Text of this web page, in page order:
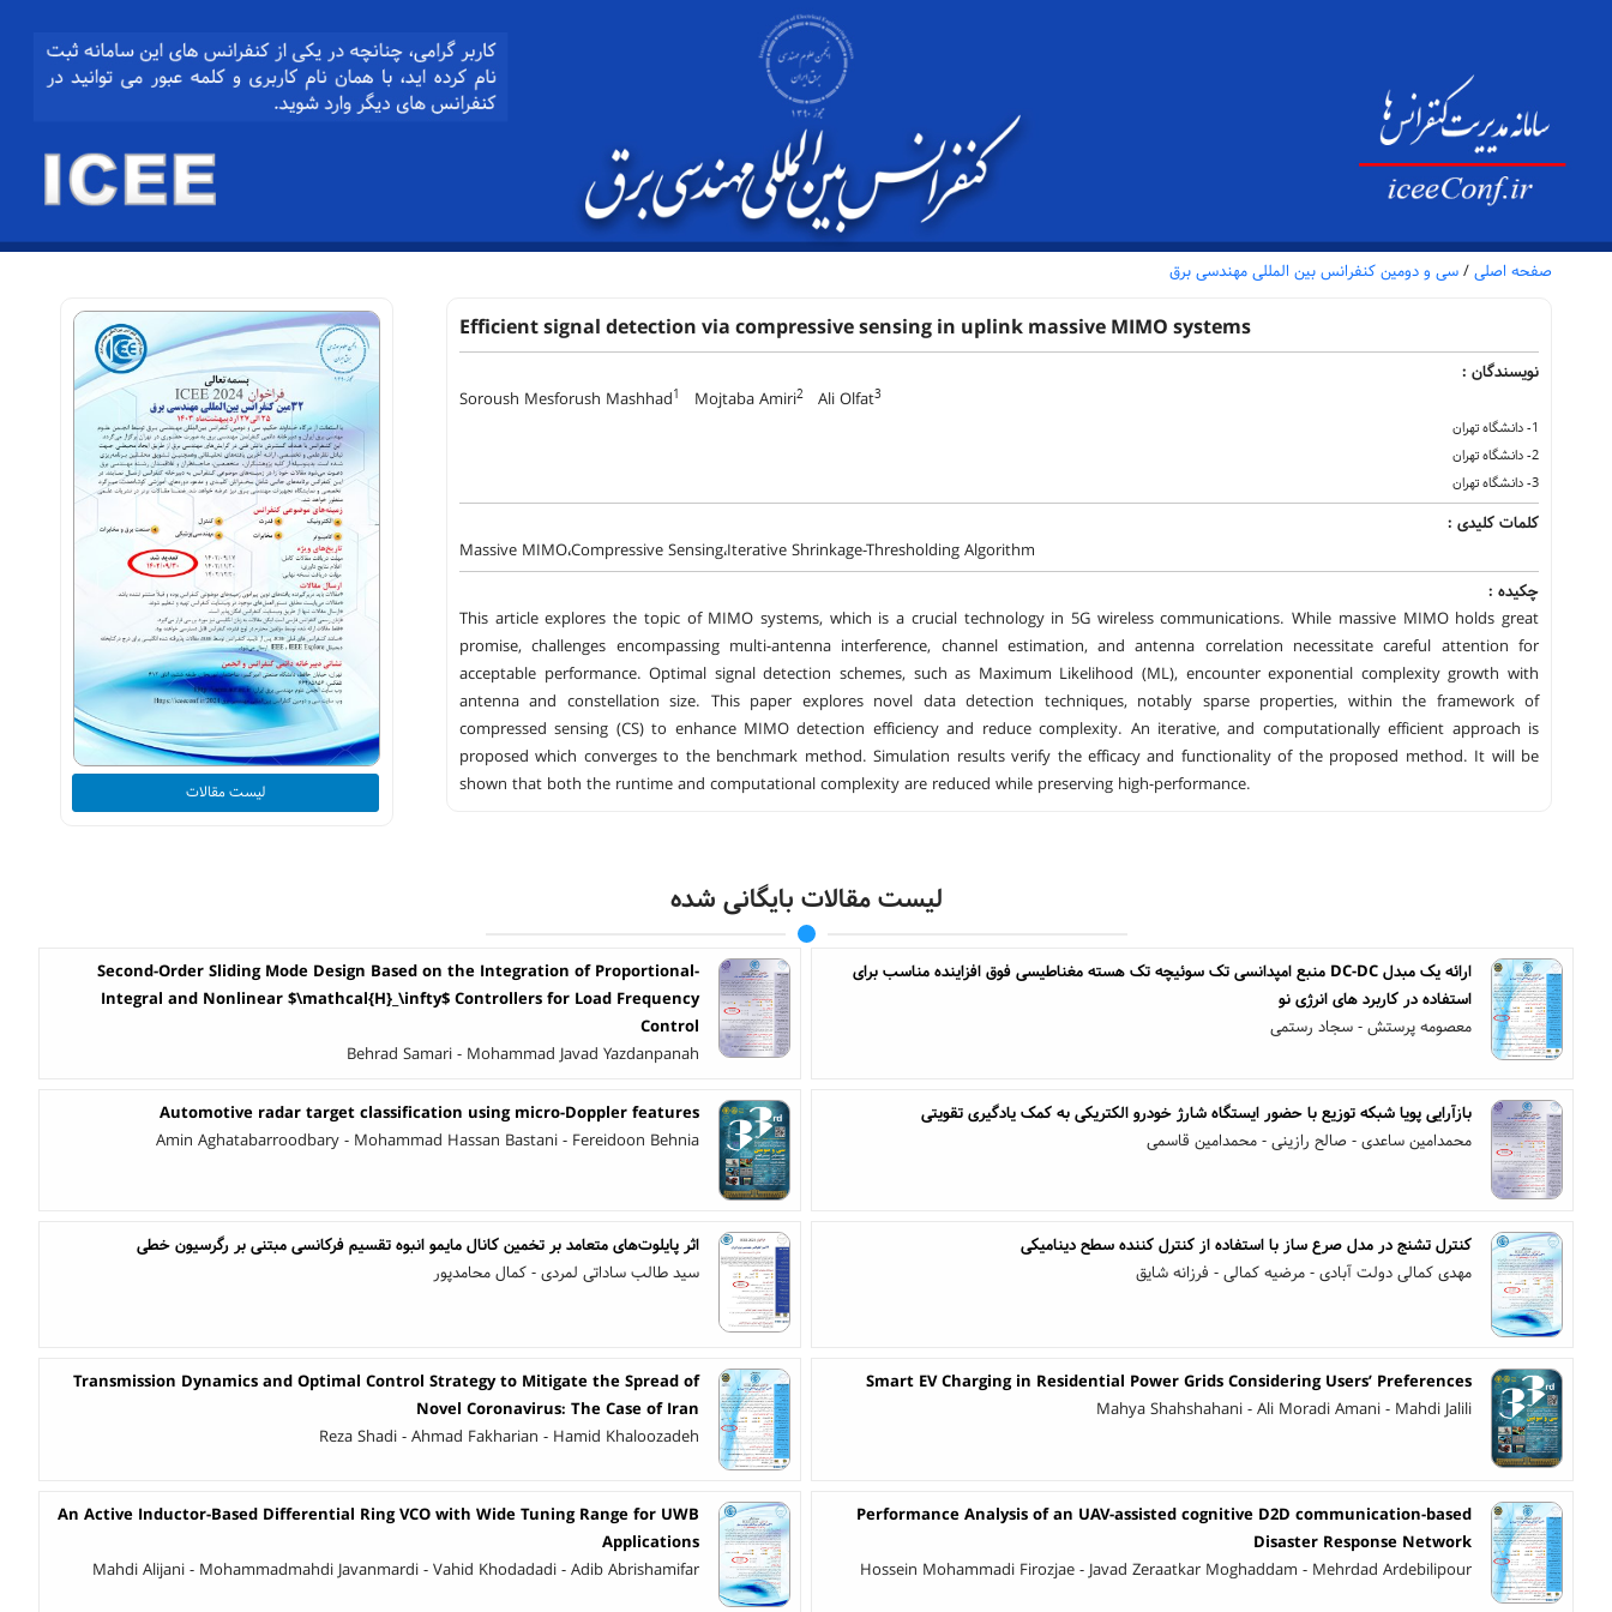
صفحه اصلی / سی و دومین کنفرانس بین المللی مهندسی برق
Efficient signal detection via compressive sensing in uplink massive MIMO systems
نویسندگان :
Soroush Mesforush Mashhad1 Mojtaba Amiri2 Ali Olfat3
1- دانشگاه تهران
2- دانشگاه تهران
3- دانشگاه تهران
کلمات کلیدی :
Massive MIMO،Compressive Sensing،Iterative Shrinkage-Thresholding Algorithm
چکیده :
This article explores the topic of MIMO systems, which is a crucial technology in 5G wireless communications. While massive MIMO holds great
promise, challenges encompassing multi-antenna interference, channel estimation, and antenna correlation necessitate careful attention for
acceptable performance. Optimal signal detection schemes, such as Maximum Likelihood (ML), encounter exponential complexity growth with
antenna and constellation size. This paper explores novel data detection techniques, notably sparse properties, within the framework of
compressed sensing (CS) to enhance MIMO detection efficiency and reduce complexity. An iterative, and computationally efficient approach is
proposed which converges to the benchmark method. Simulation results verify the efficacy and functionality of the proposed method. It will be
shown that both the runtime and computational complexity are reduced while preserving high-performance.
لیست مقالات
لیست مقالات بایگانی شده
ارائه یک مبدل DC-DC منبع امپدانسی تک سوئیچه تک هسته مغناطیسی فوق افزاینده مناسب برای
استفاده در کاربرد های انرژی نو
معصومه پرستش - سجاد رستمی
Second-Order Sliding Mode Design Based on the Integration of Proportional-
Integral and Nonlinear $\mathcal{H}_\infty$ Controllers for Load Frequency
Control
Behrad Samari - Mohammad Javad Yazdanpanah
بازآرایی پویا شبکه توزیع با حضور ایستگاه شارژ خودرو الکتریکی به کمک یادگیری تقویتی
محمدامین ساعدی - صالح رازینی - محمدامین قاسمی
Automotive radar target classification using micro-Doppler features
Amin Aghatabarroodbary - Mohammad Hassan Bastani - Fereidoon ‌‌Behnia
کنترل تشنج در مدل صرع ساز با استفاده از کنترل کننده سطح دینامیکی
مهدی کمالی دولت آبادی - مرضیه کمالی - فرزانه شایق
اثر پایلوت‌های متعامد بر تخمین کانال مایمو انبوه تقسیم فرکانسی مبتنی بر رگرسیون خطی
سید طالب ساداتی لمردی - کمال محامدپور
Smart EV Charging in Residential Power Grids Considering Users’ Preferences
Mahya Shahshahani - Ali Moradi Amani - Mahdi Jalili
Transmission Dynamics and Optimal Control Strategy to Mitigate the Spread of
Novel Coronavirus: The Case of Iran
Reza Shadi - Ahmad Fakharian - Hamid Khaloozadeh
Performance Analysis of an UAV-assisted cognitive D2D communication-based
Disaster Response Network
Hossein Mohammadi Firozjae - Javad Zeraatkar Moghaddam - Mehrdad Ardebilipour
An Active Inductor-Based Differential Ring VCO with Wide Tuning Range for UWB
Applications
Mahdi Alijani - Mohammadmahdi Javanmardi - Vahid Khodadadi - Adib Abrishamifar